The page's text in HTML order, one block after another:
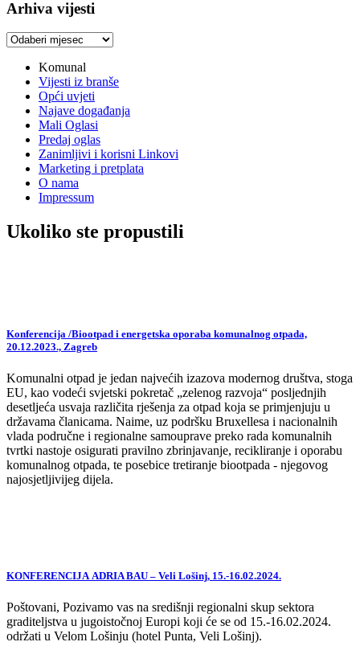
Arhiva vijesti
Arhiva
Komunal
Vijesti iz branše
Opći uvjeti
Najave događanja
Mali Oglasi
Predaj oglas
Zanimljivi i korisni Linkovi
Marketing i pretplata
O nama
Impressum
Ukoliko ste propustili
Konferencija /Biootpad i energetska oporaba komunalnog otpada,
20.12.2023., Zagreb
Komunalni otpad je jedan najvećih izazova modernog društva, stoga
EU, kao vodeći svjetski pokretač „zelenog razvoja“ posljednjih
desetljeća usvaja različita rješenja za otpad koja se primjenjuju u
državama članicama. Naime, uz podršku Bruxellesa i nacionalnih
vlada područne i regionalne samouprave preko rada komunalnih
tvrtki nastoje osigurati pravilno zbrinjavanje, recikliranje i oporabu
komunalnog otpada, te posebice tretiranje biootpada - njegovog
najosjetljivijeg dijela.
KONFERENCIJA ADRIA BAU – Veli Lošinj, 15.-16.02.2024.
Poštovani, Pozivamo vas na središnji regionalni skup sektora
graditeljstva u jugoistočnoj Europi koji će se od 15.-16.02.2024.
održati u Velom Lošinju (hotel Punta, Veli Lošinj).